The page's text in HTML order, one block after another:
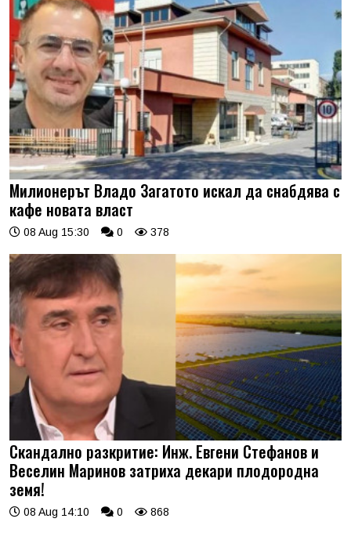
Милионерът Владо Загатото искал да снабдява с
кафе новата власт
08 Aug 15:30 0 378
Скандално разкритие: Инж. Евгени Стефанов и
Веселин Маринов затриха декари плодородна
земя!
08 Aug 14:10 0 868